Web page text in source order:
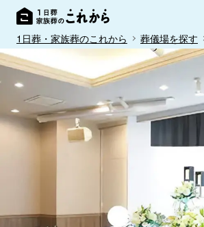
1日葬・家族葬のこれから 葬儀場を探す